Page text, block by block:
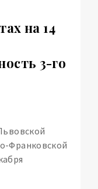
на 14
3-го
Франковской